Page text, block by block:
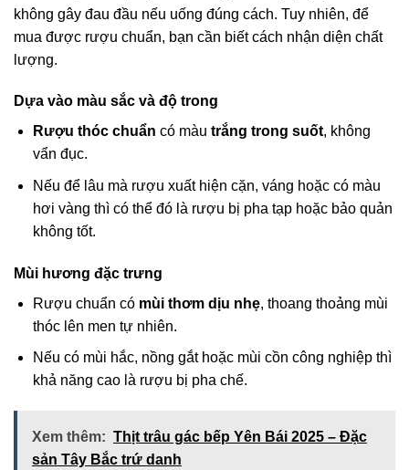
không gây đau đầu nếu uống đúng cách. Tuy nhiên, để
mua được rượu chuẩn, bạn cần biết cách nhận diện chất
lượng.
Dựa vào màu sắc và độ trong
Rượu thóc chuẩn có màu trắng trong suốt, không
vẩn đục.
Nếu để lâu mà rượu xuất hiện cặn, váng hoặc có màu
hơi vàng thì có thể đó là rượu bị pha tạp hoặc bảo quản
không tốt.
Mùi hương đặc trưng
Rượu chuẩn có mùi thơm dịu nhẹ, thoang thoảng mùi
thóc lên men tự nhiên.
Nếu có mùi hắc, nồng gắt hoặc mùi cồn công nghiệp thì
khả năng cao là rượu bị pha chế.
Xem thêm: Thịt trâu gác bếp Yên Bái 2025 – Đặc
sản Tây Bắc trứ danh